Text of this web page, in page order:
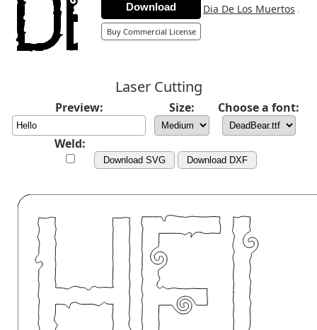
Dia De Los Muertos ,
Download
Buy Commercial License
Laser Cutting
Preview: Size: Choose a font:
Weld:
Download SVG Download DXF